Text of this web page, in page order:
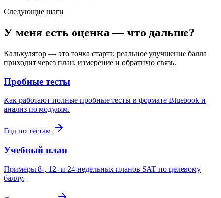
Следующие шаги
У меня есть оценка — что дальше?
Калькулятор — это точка старта; реальное улучшение балла
приходит через план, измерение и обратную связь.
Пробные тесты
Как работают полные пробные тесты в формате Bluebook и
анализ по модулям.
Гид по тестам
Учебный план
Примеры 8-, 12- и 24-недельных планов SAT по целевому
баллу.